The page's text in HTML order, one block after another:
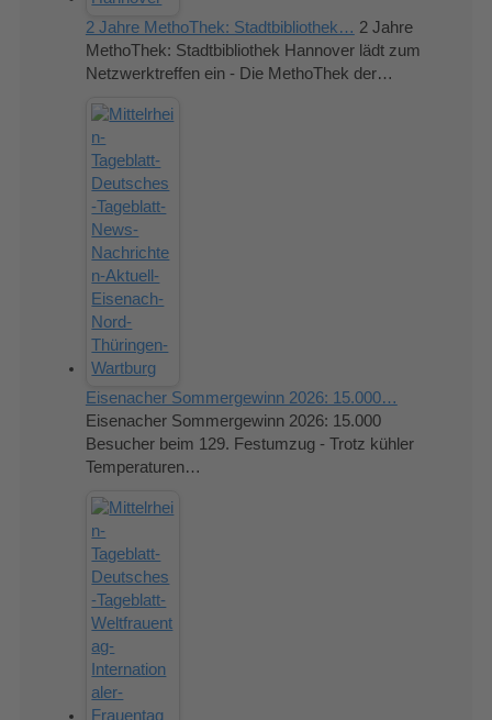
2 Jahre MethoThek: Stadtbibliothek… 2 Jahre
MethoThek: Stadtbibliothek Hannover lädt zum
Netzwerktreffen ein - Die MethoThek der…
Eisenacher Sommergewinn 2026: 15.000…
Eisenacher Sommergewinn 2026: 15.000
Besucher beim 129. Festumzug - Trotz kühler
Temperaturen…